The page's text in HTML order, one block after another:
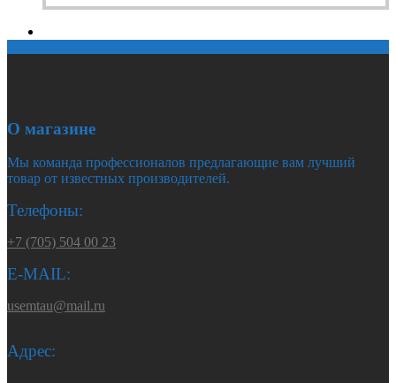
О магазине
Мы команда профессионалов предлагающие вам лучший
товар от известных производителей.
Телефоны:
+7 (705) 504 00 23
E-MAIL:
usemtau@mail.ru
Адрес: